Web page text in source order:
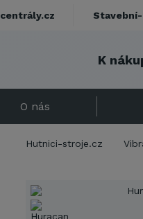
K
O nás
Hutnici-stroje.cz